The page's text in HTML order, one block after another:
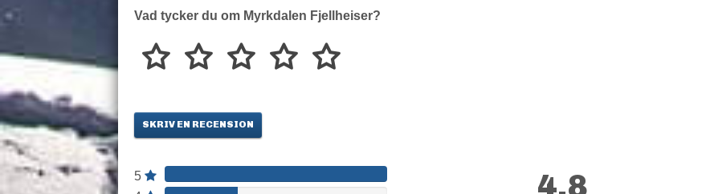
Vad tycker du om Myrkdalen Fjellheiser?
SKRIV EN RECENSION
5
4.8